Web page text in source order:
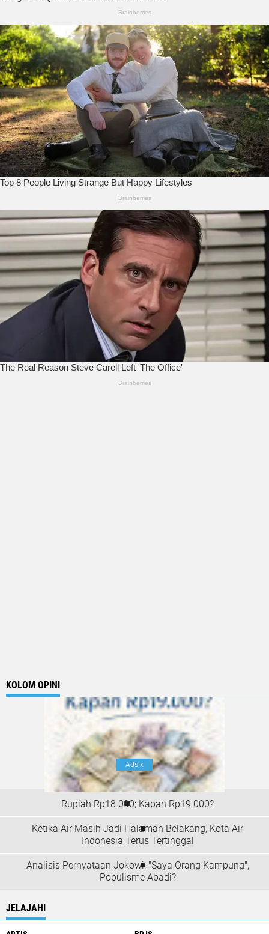
KOLOM OPINI
Rupiah Rp18.000; Kapan Rp19.000?
Ketika Air Masih Jadi Halaman Belakang, Kota Air
Indonesia Terus Tertinggal
Analisis Pernyataan Jokowi: "Saya Orang Kampung",
Populisme Abadi?
JELAJAHI
Ads x